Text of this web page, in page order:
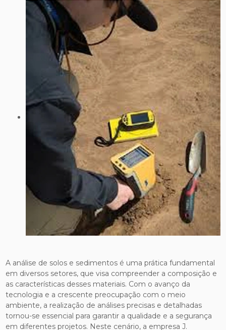
A análise de solos e sedimentos é uma prática fundamental
em diversos setores, que visa compreender a composição e
as características desses materiais. Com o avanço da
tecnologia e a crescente preocupação com o meio
ambiente, a realização de análises precisas e detalhadas
tornou-se essencial para garantir a qualidade e a segurança
em diferentes projetos. Neste cenário, a empresa J.